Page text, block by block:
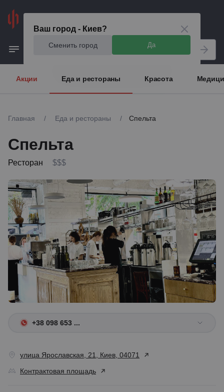
Ваш город - Киев?
Сменить город Да
Акции Еда и рестораны Красота
Главная / Еда и рестораны / Спельта
Спельта
Ресторан $$$
+38 098 653 ...
улица Ярославская, 21, Киев, 04071
Контрактовая площадь